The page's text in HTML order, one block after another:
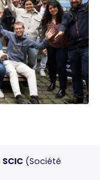
SCIC (Société